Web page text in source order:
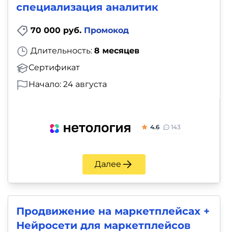
специализация аналитик
70 000 руб. Промокод
Длительность: 8 месяцев
Сертификат
Начало: 24 августа
4.6 143
Далее
Продвижение на маркетплейсах +
Нейросети для маркетплейсов